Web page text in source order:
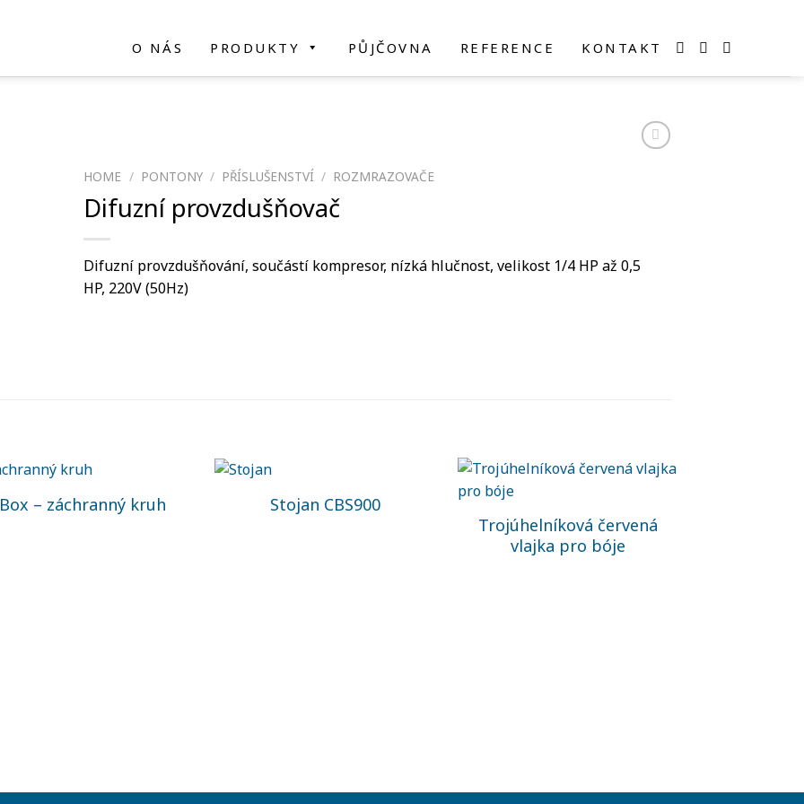
O NÁS PRODUKTY PŮJČOVNA REFERENCE KONTAKT
HOME / PONTONY / PŘÍSLUŠENSTVÍ / ROZMRAZOVAČE
Difuzní provzdušňovač
Difuzní provzdušňování, součástí kompresor, nízká hlučnost, velikost 1/4 HP až 0,5
HP, 220V (50Hz)
Box – záchranný kruh
Stojan CBS900
Trojúhelníková červená
vlajka pro bóje